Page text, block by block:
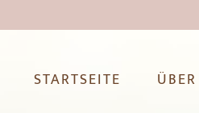
STARTSEITE